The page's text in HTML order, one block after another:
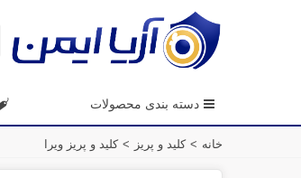
دسته بندی محصولات
خانه > کلید و پریز > کلید و پریز ویرا